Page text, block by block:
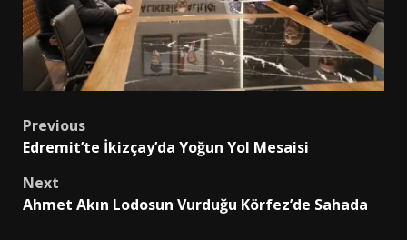
Post
navigation
Previous
Edremit’te İkizçay’da Yoğun Yol Mesaisi
Next
Ahmet Akın Lodosun Vurduğu Körfez’de Sahada